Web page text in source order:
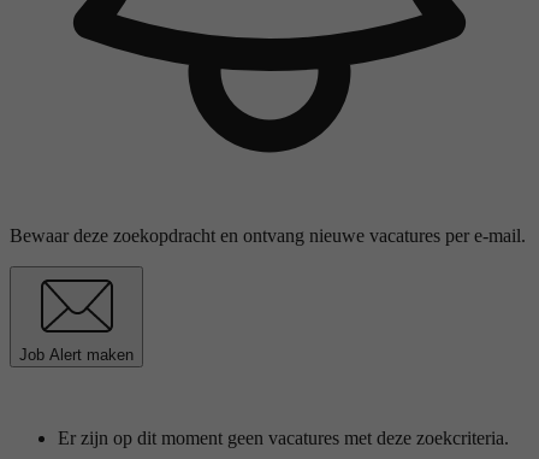
Bewaar deze zoekopdracht en ontvang nieuwe vacatures per e-mail.
Job Alert maken
Er zijn op dit moment geen vacatures met deze zoekcriteria.